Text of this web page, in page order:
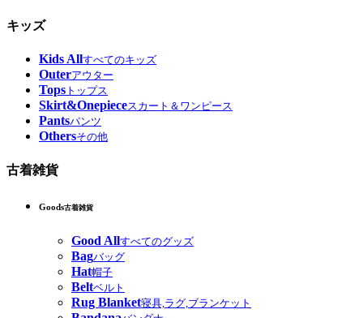
キッズ
Kids Allすべてのキッズ
Outerアウター
Tops トップス
Skirt&Onepieceスカート＆ワンピース
Pantsパンツ
Othersその他
古着雑貨
Goods古着雑貨
Good Allすべてのグッズ
Bagバッグ
Hat帽子
Beltベルト
Rug Blanket寝具,ラグ,ブランケット